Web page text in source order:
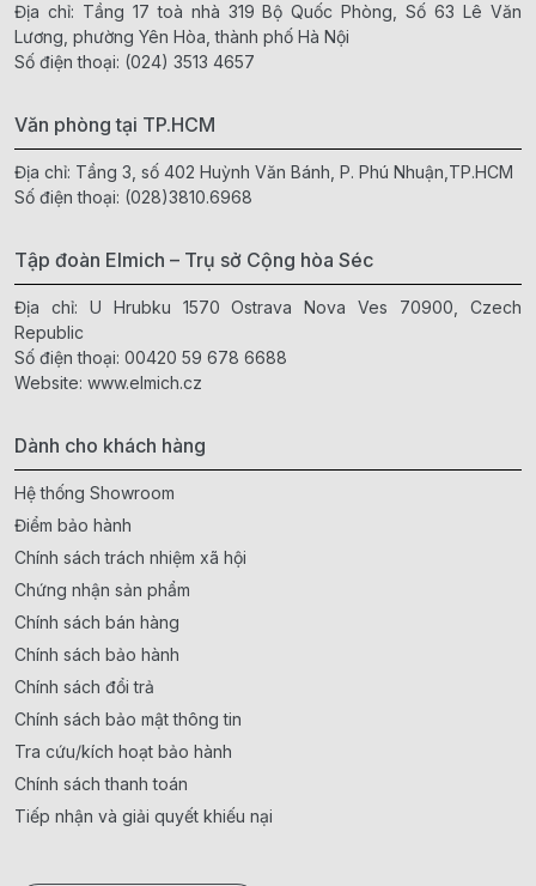
Địa chỉ: Tầng 17 toà nhà 319 Bộ Quốc Phòng, Số 63 Lê Văn
Lương, phường Yên Hòa, thành phố Hà Nội
Số điện thoại: (024) 3513 4657
Văn phòng tại TP.HCM
Địa chỉ: Tầng 3, số 402 Huỳnh Văn Bánh, P. Phú Nhuận,TP.HCM
Số điện thoại: (028)3810.6968
Tập đoàn Elmich – Trụ sở Cộng hòa Séc
Địa chỉ: U Hrubku 1570 Ostrava Nova Ves 70900, Czech
Republic
Số điện thoại: 00420 59 678 6688
Website: www.elmich.cz
Dành cho khách hàng
Hệ thống Showroom
Điểm bảo hành
Chính sách trách nhiệm xã hội
Chứng nhận sản phẩm
Chính sách bán hàng
Chính sách bảo hành
Chính sách đổi trả
Chính sách bảo mật thông tin
Tra cứu/kích hoạt bảo hành
Chính sách thanh toán
Tiếp nhận và giải quyết khiếu nại